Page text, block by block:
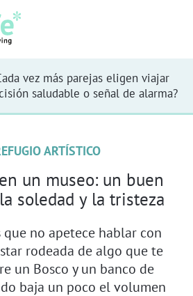
vez más parejas eligen viajar
saludable o señal de alarma?
ARTÍSTICO
un museo: un buen
soledad y la tristeza
que no apetece hablar con
rodeada de algo que te
un Bosco y un banco de
baja un poco el volumen